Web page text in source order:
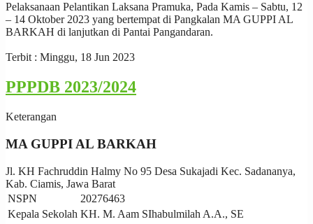
Pelaksanaan Pelantikan Laksana Pramuka, Pada Kamis – Sabtu, 12
– 14 Oktober 2023 yang bertempat di Pangkalan MA GUPPI AL
BARKAH di lanjutkan di Pantai Pangandaran.
Terbit : Minggu, 18 Jun 2023
PPPDB 2023/2024
Keterangan
MA GUPPI AL BARKAH
Jl. KH Fachruddin Halmy No 95 Desa Sukajadi Kec. Sadananya,
Kab. Ciamis, Jawa Barat
NSPN
20276463
Kepala Sekolah KH. M. Aam SIhabulmilah A.A., SE